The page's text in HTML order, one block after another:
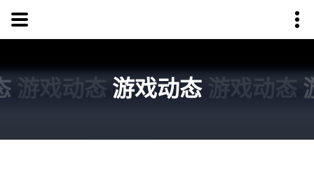
游戏动态 游戏动态 游戏动态